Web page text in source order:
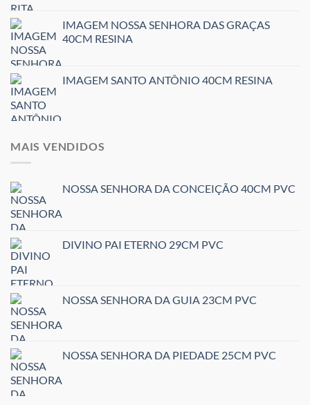
IMAGEM NOSSA SENHORA DAS GRAÇAS
40CM RESINA
IMAGEM SANTO ANTÔNIO 40CM RESINA
MAIS VENDIDOS
NOSSA SENHORA DA CONCEIÇÃO 40CM PVC
DIVINO PAI ETERNO 29CM PVC
NOSSA SENHORA DA GUIA 23CM PVC
NOSSA SENHORA DA PIEDADE 25CM PVC